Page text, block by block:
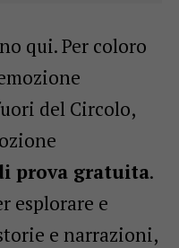
qui. Per coloro
del Circolo,
prova gratuita.
esplorare e
e narrazioni,